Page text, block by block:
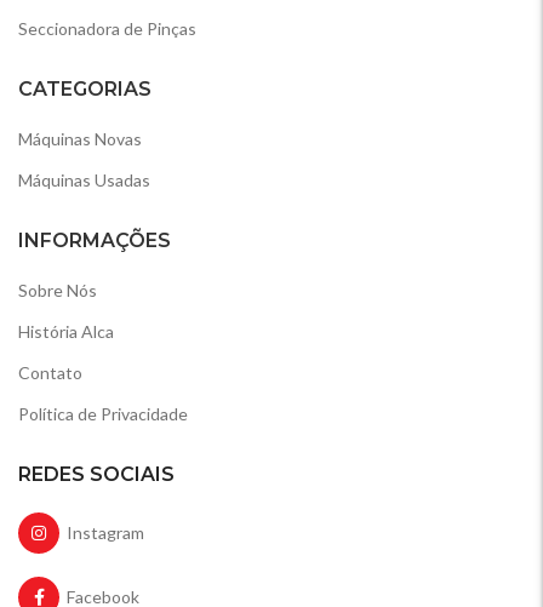
Seccionadora de Pinças
CATEGORIAS
Máquinas Novas
Máquinas Usadas
INFORMAÇÕES
Sobre Nós
História Alca
Contato
Política de Privacidade
REDES SOCIAIS
Instagram
Facebook